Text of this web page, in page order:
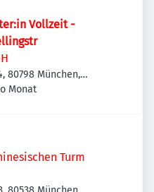
Vollzeit -
80798 München,
Monat
Turm